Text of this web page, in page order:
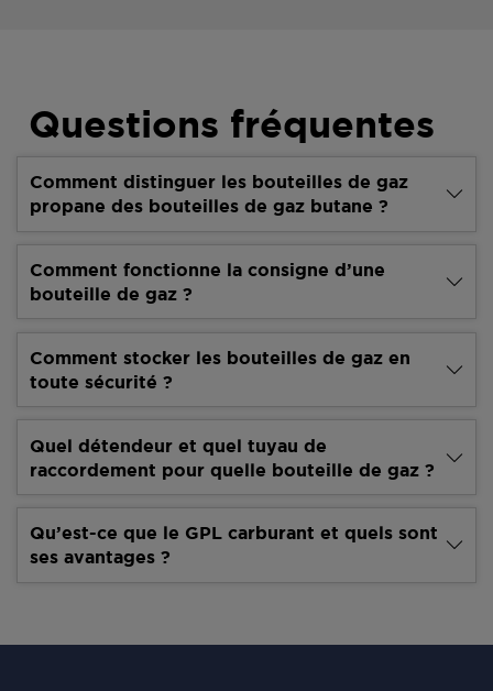
Questions fréquentes
Comment distinguer les bouteilles de gaz
propane des bouteilles de gaz butane ?
Comment fonctionne la consigne d’une
bouteille de gaz ?
Comment stocker les bouteilles de gaz en
toute sécurité ?
Quel détendeur et quel tuyau de
raccordement pour quelle bouteille de gaz ?
Qu’est-ce que le GPL carburant et quels sont
ses avantages ?